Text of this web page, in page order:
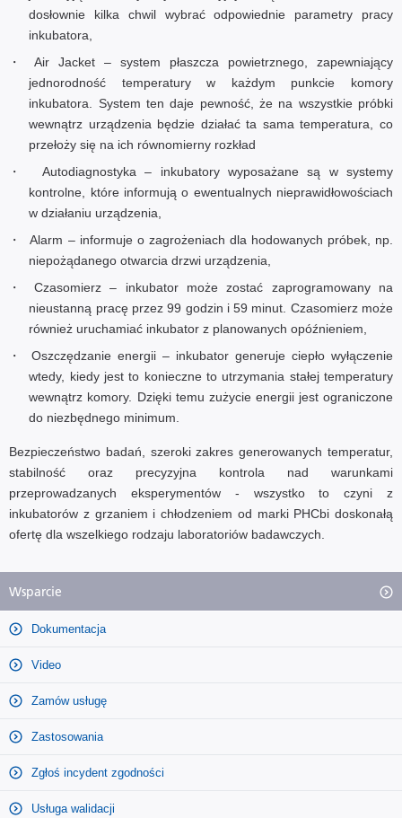
dosłownie kilka chwil wybrać odpowiednie parametry pracy
inkubatora,
Air Jacket – system płaszcza powietrznego, zapewniający
jednorodność temperatury w każdym punkcie komory
inkubatora. System ten daje pewność, że na wszystkie próbki
wewnątrz urządzenia będzie działać ta sama temperatura, co
przełoży się na ich równomierny rozkład
Autodiagnostyka – inkubatory wyposażane są w systemy
kontrolne, które informują o ewentualnych nieprawidłowościach
w działaniu urządzenia,
Alarm – informuje o zagrożeniach dla hodowanych próbek, np.
niepożądanego otwarcia drzwi urządzenia,
Czasomierz – inkubator może zostać zaprogramowany na
nieustanną pracę przez 99 godzin i 59 minut. Czasomierz może
również uruchamiać inkubator z planowanych opóźnieniem,
Oszczędzanie energii – inkubator generuje ciepło wyłączenie
wtedy, kiedy jest to konieczne to utrzymania stałej temperatury
wewnątrz komory. Dzięki temu zużycie energii jest ograniczone
do niezbędnego minimum.
Bezpieczeństwo badań, szeroki zakres generowanych temperatur,
stabilność oraz precyzyjna kontrola nad warunkami
przeprowadzanych eksperymentów - wszystko to czyni z
inkubatorów z grzaniem i chłodzeniem od marki PHCbi doskonałą
ofertę dla wszelkiego rodzaju laboratoriów badawczych.
Wsparcie
Dokumentacja
Video
Zamów usługę
Zastosowania
Zgłoś incydent zgodności
Usługa walidacji